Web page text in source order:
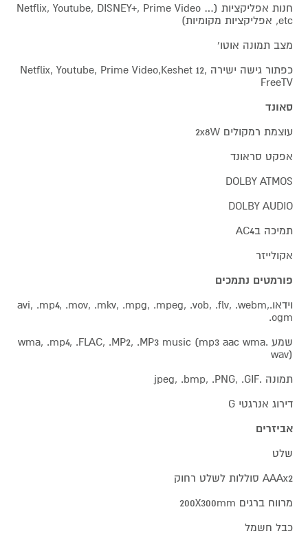
חנות אפליקציות (Netflix, Youtube, DISNEY+, Prime Video …
etc, אפליקציות מקומיות)
מצב תמונה אוטו'
כפתור גישה ישירה Netflix, Youtube, Prime Video,Keshet 12,
FreeTV
סאונד
עוצמת רמקולים 2x8W
אפקט סראונד
DOLBY ATMOS
DOLBY AUDIO
תמיכה בAC4
אקולייזר
פורמטים נתמכים
וידאו.avi, .mp4, .mov, .mkv, .mpg, .mpeg, .vob, .flv, .webm,
.ogm
שמע .wma, .mp4, .FLAC, .MP2, .MP3 music (mp3 aac wma
wav)
תמונה .jpeg, .bmp, .PNG, .GIF
דירוג אנרגטי G
אביזרים
שלט
AAAx2 סוללות לשלט רחוק
מרווח ברגים 200X300mm
כבל חשמל